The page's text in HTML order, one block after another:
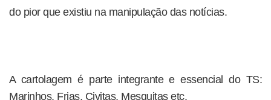
do pior que existiu na manipulação das notícias.
A cartolagem é parte integrante e essencial do TS:
Marinhos, Frias, Civitas, Mesquitas etc.